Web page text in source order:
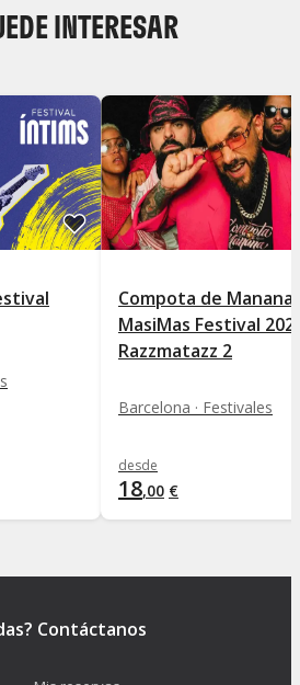
INTERESAR
Compota de Manana-
MasiMas Festival
Razzmatazz 2
Barcelona · Festivales
desde
18,00 €
Contáctanos